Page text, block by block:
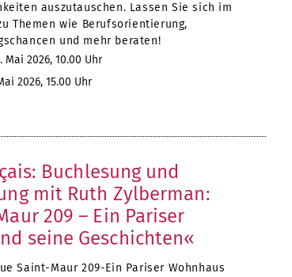
auszutauschen. Lassen Sie sich im
Themen wie Berufsorientierung,
und mehr beraten!
Mai 2026, 10.00 Uhr
2026, 15.00 Uhr
Buchlesung und
mit Ruth Zylberman:
209 – Ein Pariser
seine Geschichten«
Saint-Maur 209-Ein Pariser Wohnhaus